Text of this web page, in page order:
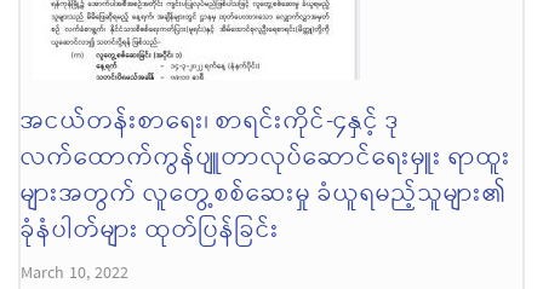
အငယ်တန်းစာရေး၊ စာရင်းကိုင်-၄နှင့် ဒု
လက်ထောက်ကွန်ပျူတာလုပ်ဆောင်ရေးမှူး ရာထူး
များအတွက် လူတွေ့စစ်ဆေးမှု ခံယူရမည့်သူများ၏
ခုံနံပါတ်များ ထုတ်ပြန်ခြင်း
March 10, 2022